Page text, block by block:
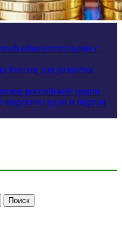
обмен пленными с
России для развития
российской армии
морским судам и портам